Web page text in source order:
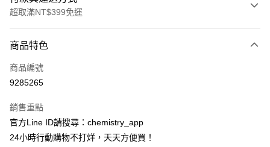
超取滿NT$399免運
信用卡一次付款
超商取貨付款
Apple Pay
街口支付
商品特色
商品編號
9285265
銷售重點
官方Line ID請搜尋：chemistry_app
24小時行動購物不打烊，天天方便買！